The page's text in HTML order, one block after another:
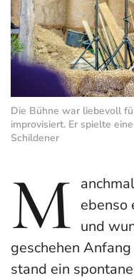
Die Bühne war liebevoll
improvisiert. Er spielte
Schildener
M ebenso
und
geschehen
stand ein